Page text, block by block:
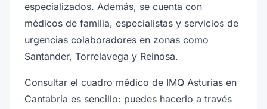
especializados. Además, se cuenta con
médicos de familia, especialistas y servicios de
urgencias colaboradores en zonas como
Santander, Torrelavega y Reinosa.
Consultar el cuadro médico de IMQ Asturias en
Cantabria es sencillo: puedes hacerlo a través